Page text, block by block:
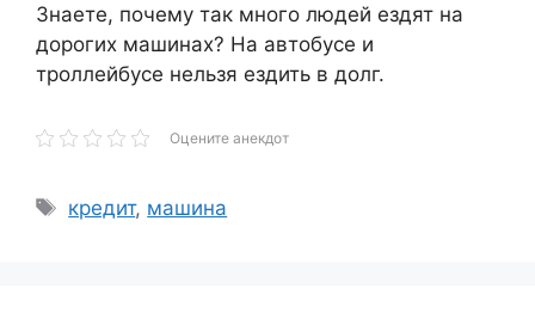
Знаете, почему так много людей ездят на
дорогих машинах? На автобусе и
троллейбусе нельзя ездить в долг.
Оцените анекдот
Метки
кредит, машина